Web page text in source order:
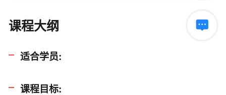
课程大纲
适合学员:
课程目标:
